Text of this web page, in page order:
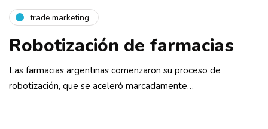
trade marketing
Robotización de farmacias
Las farmacias argentinas comenzaron su proceso de
robotización, que se aceleró marcadamente…